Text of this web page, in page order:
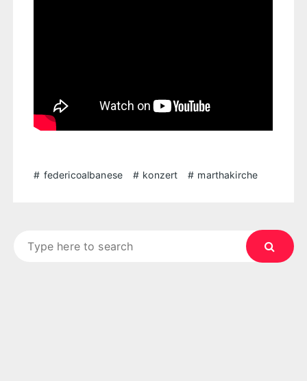
federicoalbanese konzert marthakirche